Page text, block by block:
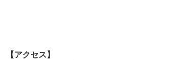
【アクセス】